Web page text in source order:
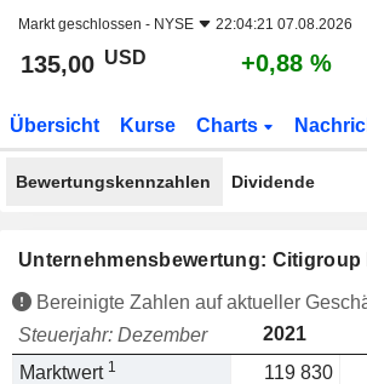
Markt geschlossen - NYSE 22:04:21 07.08.2026
135,00 USD +0,88 %
Übersicht Kurse Charts
Bewertungskennzahlen Dividende
Unternehmensbewertung: Citigroup
Bereinigte Zahlen auf aktueller
Steuerjahr: Dezember
2021
Marktwert 1 119 830